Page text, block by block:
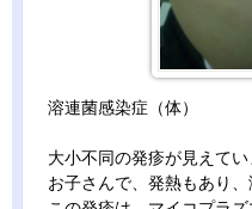
溶連菌感染症（体）
大小不同の発疹が見えてい
お子さんで、発熱もあり、